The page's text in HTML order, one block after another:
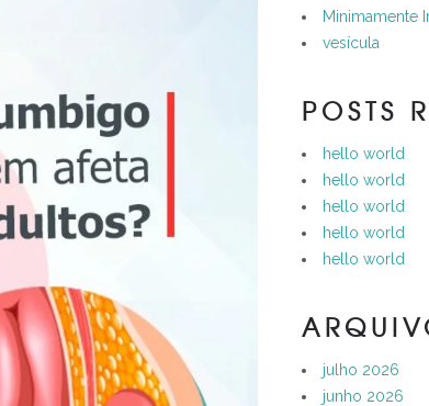
Minimamente
vesícula
POSTS
hello world
hello world
hello world
hello world
hello world
julho 2026
junho 2026